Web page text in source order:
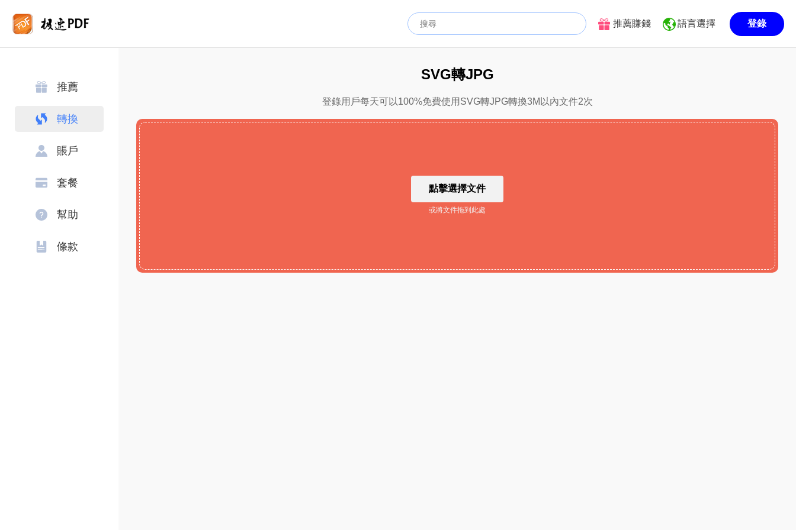
推薦賺錢 語言選擇 登錄
推薦
轉換
賬戶
套餐
幫助
條款
SVG轉JPG
登錄用戶每天可以100%免費使用SVG轉JPG轉換3M以內文件2次
點擊選擇文件
或將文件拖到此處